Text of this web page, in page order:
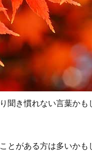
聞き慣れない言葉か
とがある方は多いかも